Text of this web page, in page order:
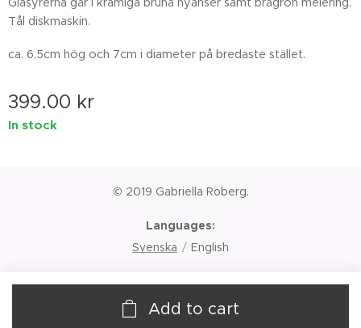
Tål diskmaskin.
ca. 6,5cm hög och 7cm i diameter på bredaste stället.
399.00 kr
In stock
Add to cart
© 2019 Gabriella Roberg.
Languages
Svenska
English